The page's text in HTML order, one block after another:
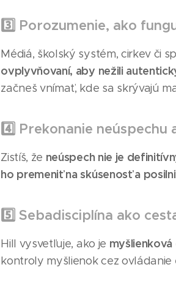
3️⃣ Porozumenie, ako
Médiá, školský systém, cirkev či
ovplyvňovaní, aby nežili
začneš vnímať, kde sa skrývajú
4️⃣ Prekonanie
Zistíš, že neúspech nie je
ho premeniť na skúsenosť a
5️⃣ Sebadisciplína ako
Hill vysvetľuje, ako je
kontroly myšlienok cez